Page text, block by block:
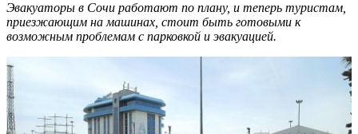
Эвакуаторы в Сочи работают по плану, и теперь туристам,
приезжающим на машинах, стоит быть готовыми к
возможным проблемам с парковкой и эвакуацией.